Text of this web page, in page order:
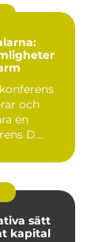
och
en
D...
sätt
kapital